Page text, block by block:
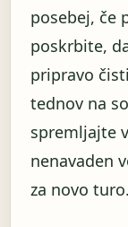
posebej, če
poskrbite,
pripravo
tednov na
spremljajte
nenavaden
za novo turo.